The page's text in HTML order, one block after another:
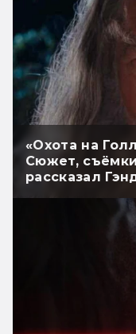
«Охота на
Сюжет,
рассказал